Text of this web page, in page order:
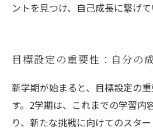
ントを見つけ、自己成長に繋げて
目標設定の重要性：自分の
新学期が始まると、目標設定の
す。2学期は、これまでの学習内
り、新たな挑戦に向けてのスタ